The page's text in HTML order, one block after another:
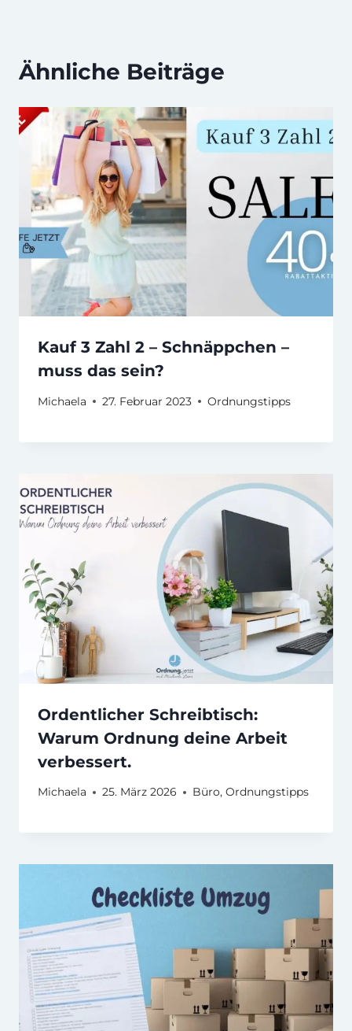
Ähnliche Beiträge
Kauf 3 Zahl 2 – Schnäppchen –
muss das sein?
Michaela 27. Februar 2023 Ordnungstipps
Ordentlicher Schreibtisch:
Warum Ordnung deine Arbeit
verbessert.
Michaela 25. März 2026 Büro, Ordnungstipps